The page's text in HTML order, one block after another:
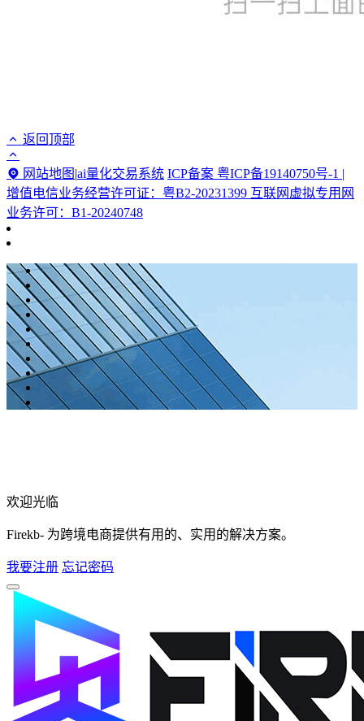
返回顶部
网站地图 |ai量化交易系统 ICP备案 粤ICP备19140750号-1 |
增值电信业务经营许可证：粤B2-20231399 互联网虚拟专用网
业务许可：B1-20240748
欢迎光临
Firekb- 为跨境电商提供有用的、实用的解决方案。
我要注册 忘记密码